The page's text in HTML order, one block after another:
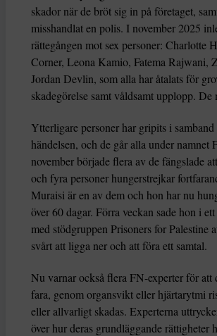
skador när de bröt sig in på företaget,
misshandlat en polis. I november 2025
rättegången mot sex personer: Charlotte
Corner, Leona Kamio, Fatema Rajwani,
Jordan Devlin, som alla har åtalats för
skadegörelse samt våldsamt upplopp.
Ytterligare personer har gripits i samband
händelsen, och de går alla under namnet
november började flera av de fängslade
och fyra personer hungerstrejkar
Muraisi är en av dem och hon har nu
över 60 dagar. Förra veckan sade hon i
med stödgruppen Prisoners for Palestine
svårt att ligga ner och att föra ett samtal.
Nu varnar också flera FN-experter för att
fara, genom organsvikt eller hjärtarytmi
eller allvarligt skadas. Experterna
över hur deras grundläggande rättigheter